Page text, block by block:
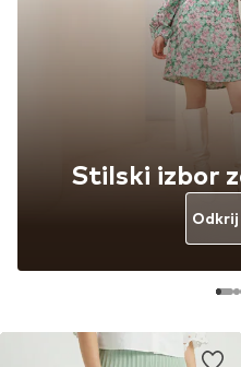
Stilski izbor